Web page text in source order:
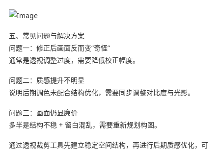
五、常见问题与解决方案
问题一：修正后画面反而变“奇怪”
通常是透视调整过度，需要降低校正幅度。
问题二：质感提升不明显
说明后期调色未配合结构优化，需要同步调整对比度与光影。
问题三：画面仍显廉价
多半是结构不稳 + 留白混乱，需要重新规划构图。
通过透视裁剪工具先建立稳定空间结构，再进行后期质感优化，可